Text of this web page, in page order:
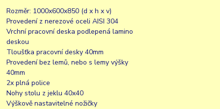
Rozměr: 1000x600x850 (d x h x v)
Provedení z nerezové oceli AISI 304
Vrchní pracovní deska podlepená lamino
deskou
Tloušťka pracovní desky 40mm
Provedení bez lemů, nebo s lemy výšky
40mm
2x plná police
Nohy stolu z jeklu 40x40
Výškově nastavitelné nožičky